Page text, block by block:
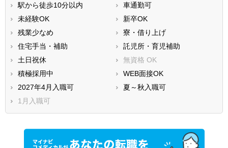
駅から徒歩10分以内
車通勤可
未経験OK
新卒OK
残業少なめ
寮・借り上げ
住宅手当・補助
託児所・育児補助
土日祝休
無資格 OK
積極採用中
WEB面接OK
2027年4月入職可
夏～秋入職可
1月入職可